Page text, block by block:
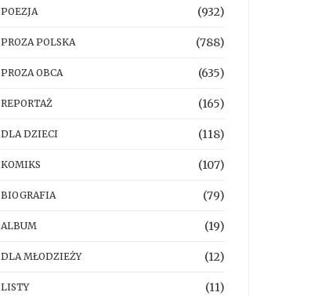
POEZJA (932)
PROZA POLSKA (788)
PROZA OBCA (635)
REPORTAŻ (165)
DLA DZIECI (118)
KOMIKS (107)
BIOGRAFIA (79)
ALBUM (19)
DLA MŁODZIEŻY (12)
LISTY (11)